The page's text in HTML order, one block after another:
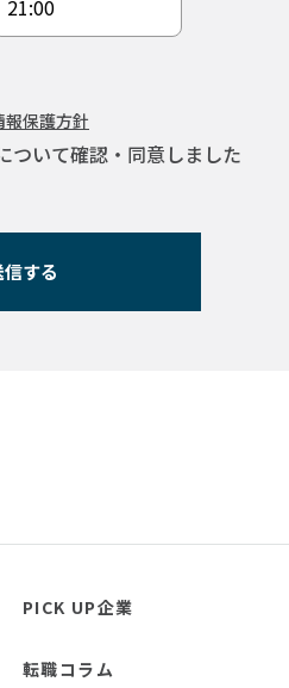
報保護方針
ついて確認・同意しました
PICK UP企業
転職コラム